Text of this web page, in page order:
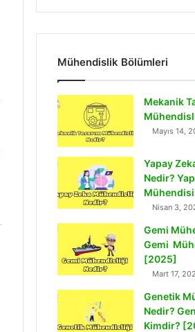
Mühendislik Bölümleri
Mekanik
Mayıs 14,
Yapay
Nedir?
Nisan 3,
Gemi
Gemi
[2025]
Mart 17,
Genetik
Nedir?
Kimdir?